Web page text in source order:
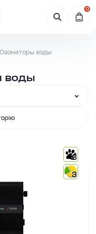
0
Озонаторы воды
воды
3
3